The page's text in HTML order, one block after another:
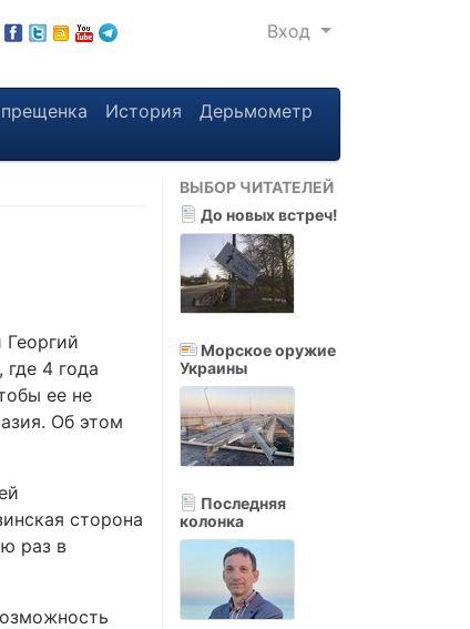
Вход
История Дерьмометр
4 года
ее не
Об этом
сторона
раз в
ВЫБОР ЧИТАТЕЛЕЙ
До новых встреч!
Морское оружие
Украины
Последняя
колонка